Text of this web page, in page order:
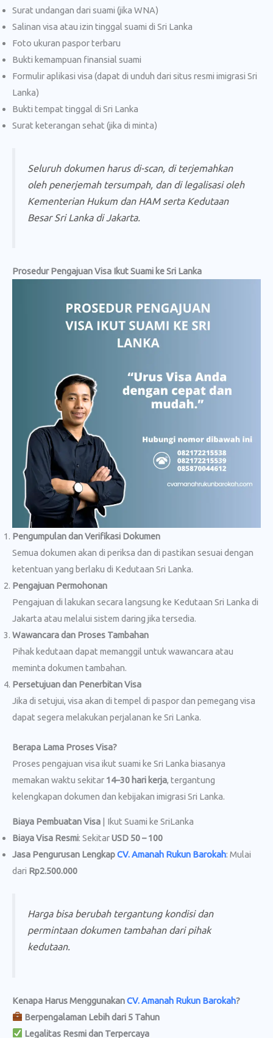
Surat undangan dari suami (jika WNA)
Salinan visa atau izin tinggal suami di Sri Lanka
Foto ukuran paspor terbaru
Bukti kemampuan finansial suami
Formulir aplikasi visa (dapat di unduh dari situs resmi imigrasi Sri
Lanka)
Bukti tempat tinggal di Sri Lanka
Surat keterangan sehat (jika di minta)
Seluruh dokumen harus di-scan, di terjemahkan
oleh penerjemah tersumpah, dan di legalisasi oleh
Kementerian Hukum dan HAM serta Kedutaan
Besar Sri Lanka di Jakarta.
Prosedur Pengajuan Visa Ikut Suami ke Sri Lanka
Pengumpulan dan Verifikasi Dokumen
Semua dokumen akan di periksa dan di pastikan sesuai dengan
ketentuan yang berlaku di Kedutaan Sri Lanka.
Pengajuan Permohonan
Pengajuan di lakukan secara langsung ke Kedutaan Sri Lanka di
Jakarta atau melalui sistem daring jika tersedia.
Wawancara dan Proses Tambahan
Pihak kedutaan dapat memanggil untuk wawancara atau
meminta dokumen tambahan.
Persetujuan dan Penerbitan Visa
Jika di setujui, visa akan di tempel di paspor dan pemegang visa
dapat segera melakukan perjalanan ke Sri Lanka.
Berapa Lama Proses Visa?
Proses pengajuan visa ikut suami ke Sri Lanka biasanya
memakan waktu sekitar 14–30 hari kerja, tergantung
kelengkapan dokumen dan kebijakan imigrasi Sri Lanka.
Biaya Pembuatan Visa | Ikut Suami ke SriLanka
Biaya Visa Resmi: SekitarUSD 50 – 100
Jasa Pengurusan LengkapCV. Amanah Rukun Barokah: Mulai
dari Rp2.500.000
Harga bisa berubah tergantung kondisi dan
permintaan dokumen tambahan dari pihak
kedutaan.
Kenapa Harus MenggunakanCV. Amanah Rukun Barokah?
Berpengalaman Lebih dari 5 Tahun
Legalitas Resmi dan Terpercaya